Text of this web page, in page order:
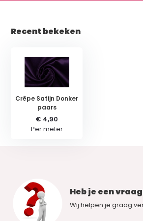
Recent bekeken
Crêpe Satijn Donker
paars
€ 4,90
Per meter
Heb je een
Wij helpen je graag